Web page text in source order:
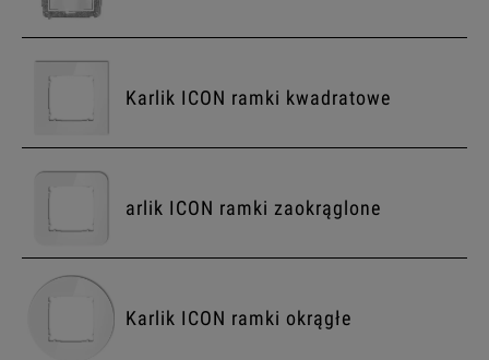
Karlik ICON ramki kwadratowe
arlik ICON ramki zaokrąglone
Karlik ICON ramki okrągłe